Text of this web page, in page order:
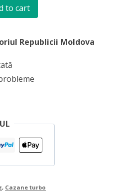
to cart
Republicii Moldova
, Cazane turbo